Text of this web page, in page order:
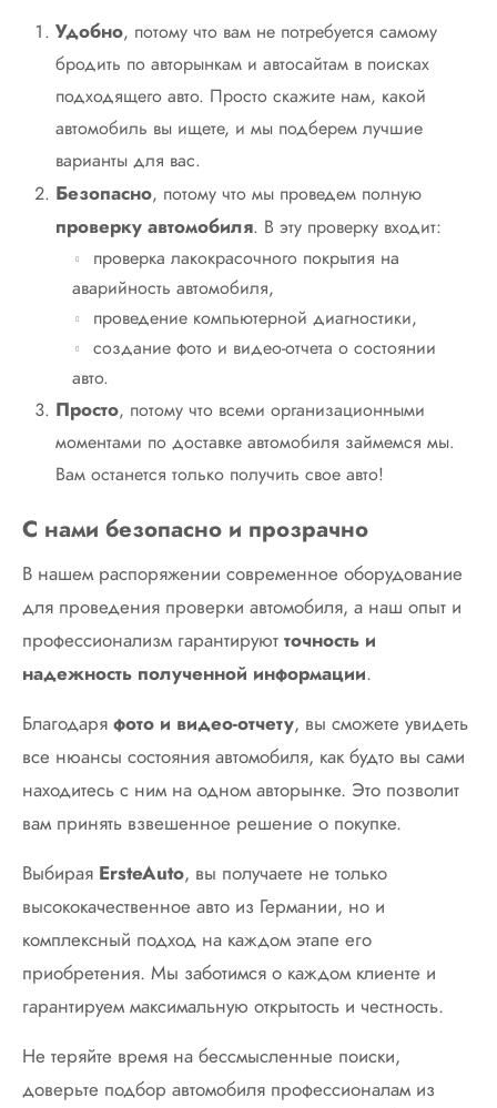
Удобно, потому что вам не потребуется самому
бродить по авторынкам и автосайтам в поисках
подходящего авто. Просто скажите нам, какой
автомобиль вы ищете, и мы подберем лучшие
варианты для вас.
Безопасно, потому что мы проведем полную
проверку автомобиля. В эту проверку входит:
проверка лакокрасочного покрытия на
аварийность автомобиля,
проведение компьютерной диагностики,
создание фото и видео-отчета о состоянии
авто.
Просто, потому что всеми организационными
моментами по доставке автомобиля займемся мы.
Вам останется только получить свое авто!
С нами безопасно и прозрачно
В нашем распоряжении современное оборудование
для проведения проверки автомобиля, а наш опыт и
профессионализм гарантируют точность и
надежность полученной информации.
Благодаря фото и видео-отчету, вы сможете увидеть
все нюансы состояния автомобиля, как будто вы сами
находитесь с ним на одном авторынке. Это позволит
вам принять взвешенное решение о покупке.
Выбирая ErsteAuto, вы получаете не только
высококачественное авто из Германии, но и
комплексный подход на каждом этапе его
приобретения. Мы заботимся о каждом клиенте и
гарантируем максимальную открытость и честность.
Не теряйте время на бессмысленные поиски,
доверьте подбор автомобиля профессионалам из